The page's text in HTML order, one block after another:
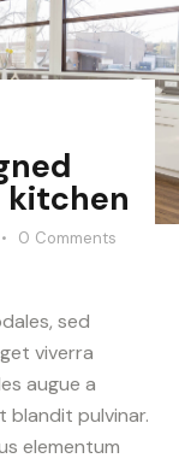
kitchen
0 Comments
sed
viverra
augue a
blandit pulvinar.
elementum